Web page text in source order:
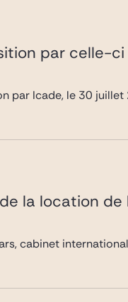
par celle-
par Icade, le 30
la location de
cabinet